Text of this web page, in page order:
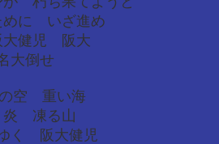
に いざ進め
大健児 阪大
大倒せ
の空 重い海
炎 凍る山
ゆく 阪大健児